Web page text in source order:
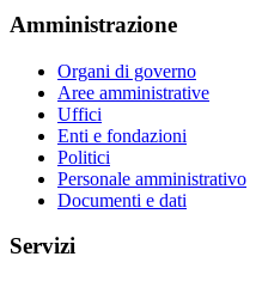
Amministrazione
Organi di governo
Aree amministrative
Uffici
Enti e fondazioni
Politici
Personale amministrativo
Documenti e dati
Servizi